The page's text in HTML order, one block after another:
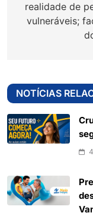
realidade de
vulneráveis;
NOTÍCIAS